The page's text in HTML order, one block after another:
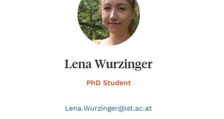
Lena Wurzinger
PhD Student
Lena.Wurzinger@ist.ac.at